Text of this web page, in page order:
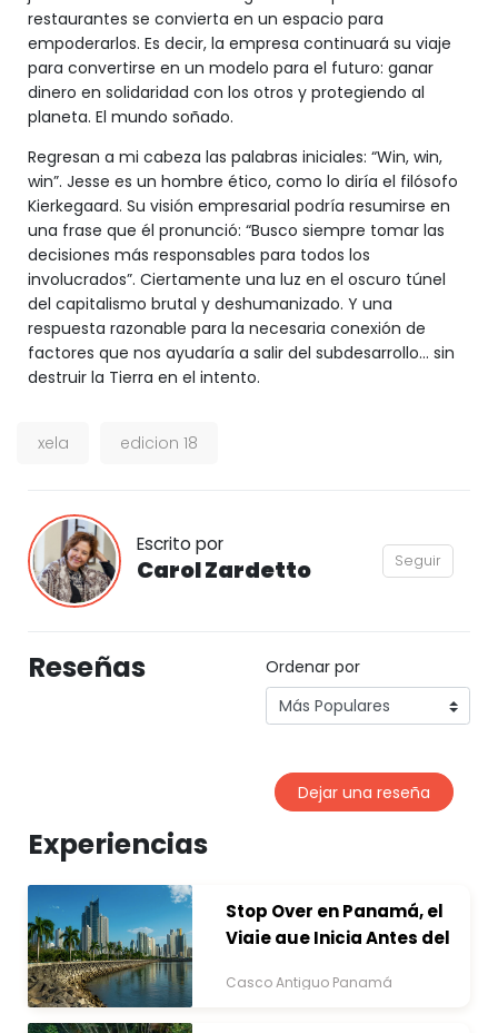
restaurantes se convierta en un espacio para
empoderarlos. Es decir, la empresa continuará su viaje
para convertirse en un modelo para el futuro: ganar
dinero en solidaridad con los otros y protegiendo al
planeta. El mundo soñado.
Regresan a mi cabeza las palabras iniciales: “Win, win,
win”. Jesse es un hombre ético, como lo diría el filósofo
Kierkegaard. Su visión empresarial podría resumirse en
una frase que él pronunció: “Busco siempre tomar las
decisiones más responsables para todos los
involucrados”. Ciertamente una luz en el oscuro túnel
del capitalismo brutal y deshumanizado. Y una
respuesta razonable para la necesaria conexión de
factores que nos ayudaría a salir del subdesarrollo… sin
destruir la Tierra en el intento.
xela edicion 18
Escrito por
Carol Zardetto Seguir
Reseñas Ordenar por
Dejar una reseña
Experiencias
Stop Over en Panamá, el
Viaje que Inicia Antes del
Casco Antiguo Panamá